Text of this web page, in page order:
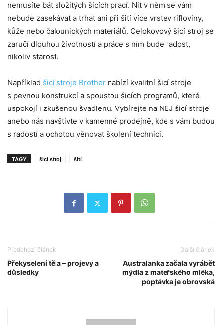
nemusíte bát složitých šicích prací. Nit v něm se vám
nebude zasekávat a trhat ani při šití více vrstev rifloviny,
kůže nebo čalounických materiálů. Celokovový šicí stroj se
zaručí dlouhou životností a práce s ním bude radost,
nikoliv starost.
Například šicí stroje Brother nabízí kvalitní šicí stroje
s pevnou konstrukcí a spoustou šicích programů, které
uspokojí i zkušenou švadlenu. Vybírejte na NEJ šicí stroje
anebo nás navštivte v kamenné prodejně, kde s vám budou
s radostí a ochotou věnovat školení technici.
TAGY šicí stroj šití
Předchozí článek
Překyselení těla – projevy a
důsledky
Další článek
Australanka začala vyrábět
mýdla z mateřského mléka,
poptávka je obrovská